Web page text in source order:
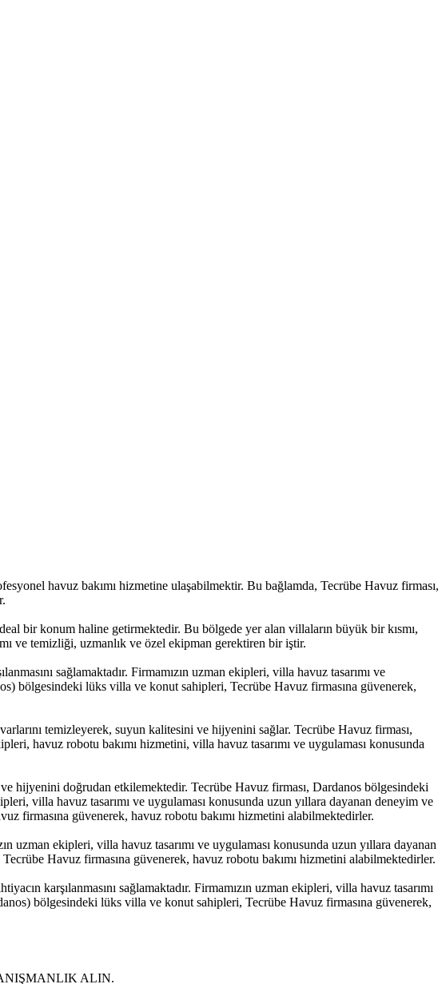
havuz bakımı hizmetine ulaşabilmektir. Bu bağlamda, Tecrübe Havuz firması,
bir konum haline getirmektedir. Bu bölgede yer alan villaların büyük bir kısmı,
ve temizliği, uzmanlık ve özel ekipman gerektiren bir iştir.
sağlamaktadır. Firmamızın uzman ekipleri, villa havuz tasarımı ve
bölgesindeki lüks villa ve konut sahipleri, Tecrübe Havuz firmasına güvenerek,
temizleyerek, suyun kalitesini ve hijyenini sağlar. Tecrübe Havuz firması,
havuz robotu bakımı hizmetini, villa havuz tasarımı ve uygulaması konusunda
hijyenini doğrudan etkilemektedir. Tecrübe Havuz firması, Dardanos bölgesindeki
villa havuz tasarımı ve uygulaması konusunda uzun yıllara dayanan deneyim ve
firmasına güvenerek, havuz robotu bakımı hizmetini alabilmektedirler.
uzman ekipleri, villa havuz tasarımı ve uygulaması konusunda uzun yıllara dayanan
Havuz firmasına güvenerek, havuz robotu bakımı hizmetini alabilmektedirler.
karşılanmasını sağlamaktadır. Firmamızın uzman ekipleri, villa havuz tasarımı
bölgesindeki lüks villa ve konut sahipleri, Tecrübe Havuz firmasına güvenerek,
ALIN.